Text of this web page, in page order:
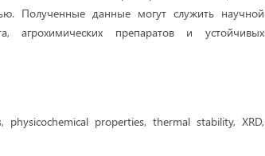
Полученные данные могут служить научной
агрохимических препаратов и устойчивых
properties, thermal stability, XRD,